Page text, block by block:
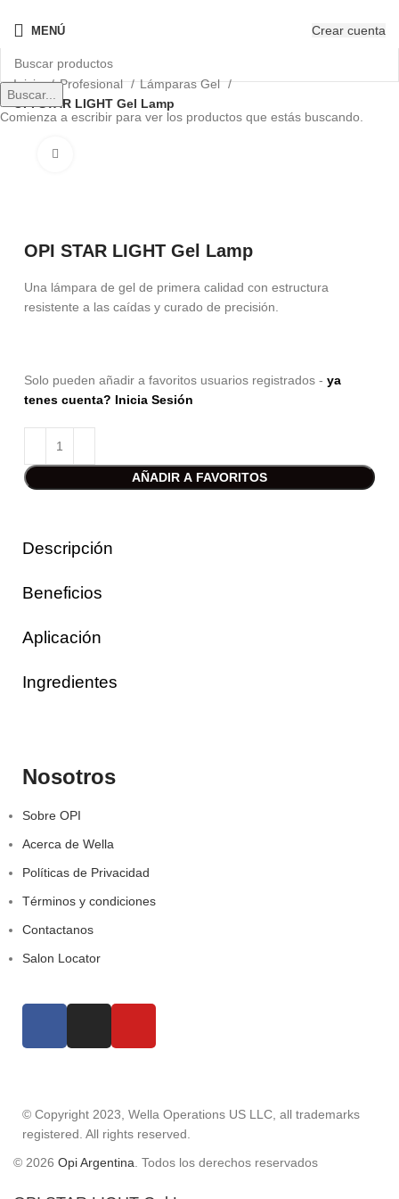
MENÚ Crear cuenta
Inicio Profesional
Lámparas Gel
OPI STAR LIGHT Gel Lamp
OPI STAR LIGHT Gel Lamp
Una lámpara de gel de primera calidad con estructura
resistente a las caídas y curado de precisión.
Solo pueden añadir a favoritos usuarios registrados - ya
tenes cuenta? Inicia Sesión
AÑADIR A FAVORITOS
Descripción
Beneficios
Aplicación
Ingredientes
Nosotros
Sobre OPI
Acerca de Wella
Políticas de Privacidad
Términos y condiciones
Contactanos
Salon Locator
© Copyright 2023, Wella Operations US LLC, all trademarks
registered. All rights reserved.
© 2026 Opi Argentina . Todos los derechos reservados
Buscar...
Comienza a escribir para ver los productos que estás buscando.